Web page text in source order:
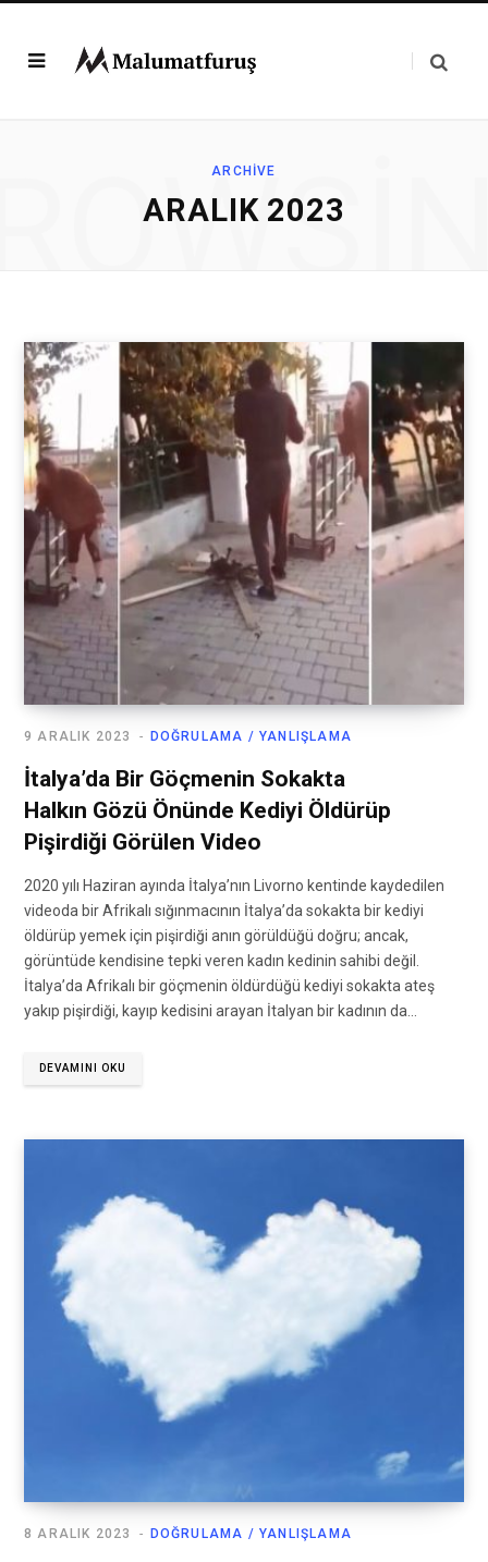
ARCHIVE
ARALIK 2023
DOĞRULAMA / YANLIŞLAMA
9 ARALIK 2023
İtalya’da Bir Göçmenin Sokakta
Halkın Gözü Önünde Kediyi Öldürüp
Pişirdiği Görülen Video
2020 yılı Haziran ayında İtalya’nın Livorno kentinde kaydedilen
videoda bir Afrikalı sığınmacının İtalya’da sokakta bir kediyi
öldürüp yemek için pişirdiği anın görüldüğü doğru; ancak,
görüntüde kendisine tepki veren kadın kedinin sahibi değil.
İtalya’da Afrikalı bir göçmenin öldürdüğü kediyi sokakta ateş
yakıp pişirdiği, kayıp kedisini arayan İtalyan bir kadının da…
DEVAMINI OKU
DOĞRULAMA / YANLIŞLAMA
8 ARALIK 2023